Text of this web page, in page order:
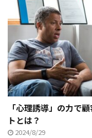
「心理誘導」の力で
トとは？
2024/8/29